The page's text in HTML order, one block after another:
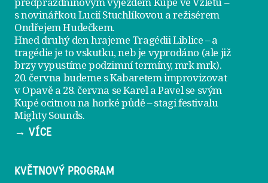
s novinářkou Lucií Stuchlíkovou a režisérem
Ondřejem Hudečkem.
Hned druhý den hrajeme Tragédii Liblice– a
tragédie je to vskutku, neb je vyprodáno (ale již
brzy vypustíme podzimní termíny, mrk mrk).
20. června budeme s Kabaretem improvizovat
v Opavě a 28. června se Karel a Pavel se svým
Kupé ocitnou na horké půdě – stagi festivalu
Mighty Sounds.
→ VÍCE
KVĚTNOVÝ PROGRAM